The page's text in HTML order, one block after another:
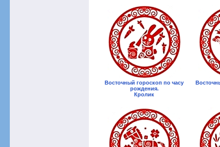
Восточный гороскоп по часу
рождения.
Кролик